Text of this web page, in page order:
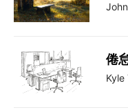
倦
Kyle